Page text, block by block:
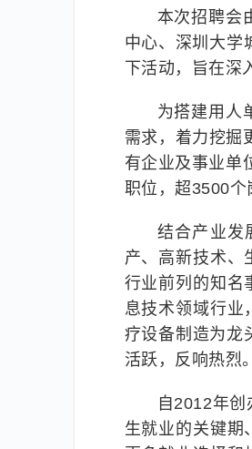
本次招聘会
中心、深圳大学
下活动，旨在
为搭建用人
需求，着力挖掘
有企业及事业单
职位，超3500个
结合产业发
产、高新技术、
行业前列的知名
息技术领域行业
疗设备制造为龙
活跃，反响热烈
自2012年
生就业的关键期